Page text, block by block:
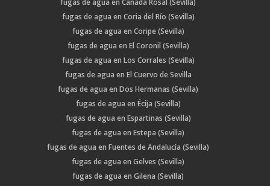
fugas de agua en Cañada Rosal (Sevilla)
fugas de agua en Coria del Río (Sevilla)
fugas de agua en Coripe (Sevilla)
fugas de agua en El Coronil (Sevilla)
fugas de agua en Los Corrales (Sevilla)
fugas de agua en El Cuervo de Sevilla
fugas de agua en Dos Hermanas (Sevilla)
fugas de agua en Écija (Sevilla)
fugas de agua en Espartinas (Sevilla)
fugas de agua en Estepa (Sevilla)
fugas de agua en Fuentes de Andalucía (Sevilla)
fugas de agua en Gelves (Sevilla)
fugas de agua en Gilena (Sevilla)